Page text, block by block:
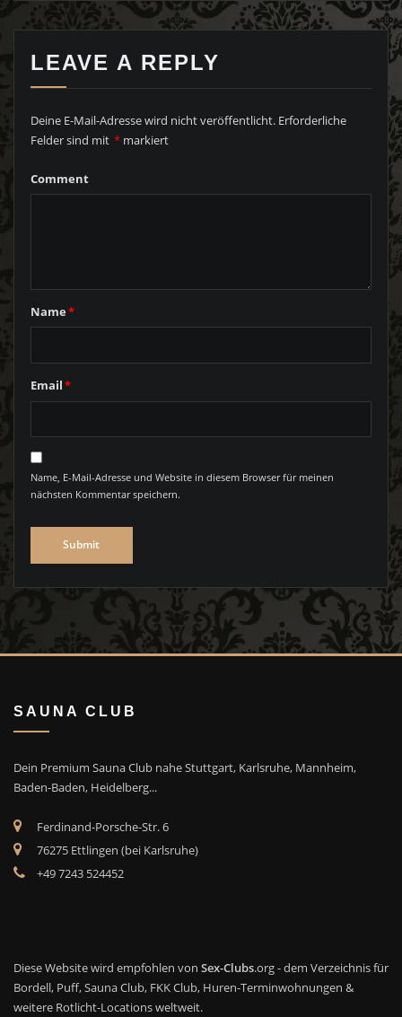
LEAVE A REPLY
Deine E-Mail-Adresse wird nicht veröffentlicht. Erforderliche
Felder sind mit * markiert
Comment
Name*
Email*
Name, E-Mail-Adresse und Website in diesem Browser für meinen
nächsten Kommentar speichern.
SAUNA CLUB
Dein Premium Sauna Club nahe Stuttgart, Karlsruhe, Mannheim,
Baden-Baden, Heidelberg...
Ferdinand-Porsche-Str. 6
76275 Ettlingen (bei Karlsruhe)
+49 7243 524452
Diese Website wird empfohlen von Sex-Clubs.org - dem Verzeichnis für
Bordell, Puff, Sauna Club, FKK Club, Huren-Terminwohnungen &
weitere Rotlicht-Locations weltweit.